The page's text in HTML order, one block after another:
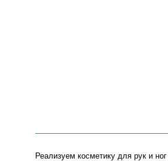
Реализуем косметику для рук и